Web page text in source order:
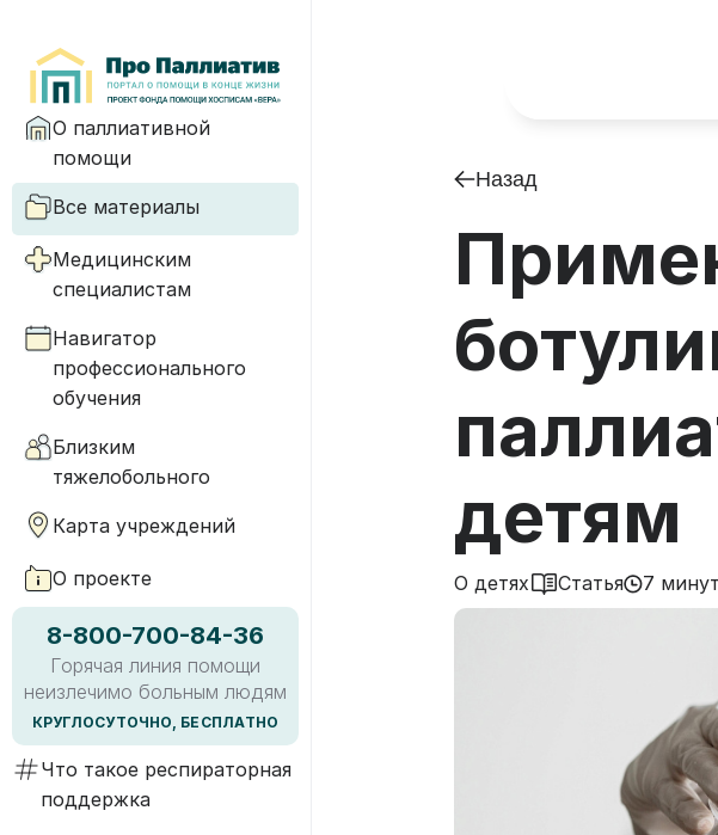
О паллиативной
помощи
Все материалы
Медицинским
специалистам
Навигатор
профессионального
обучения
Близким
тяжелобольного
Карта учреждений
О проекте
8-800-700-84-36
Горячая линия помощи
неизлечимо больным людям
КРУГЛОСУТОЧНО, БЕСПЛАТНО
Что такое респираторная
поддержка
Назад
детям
О детях Статья 7 минут